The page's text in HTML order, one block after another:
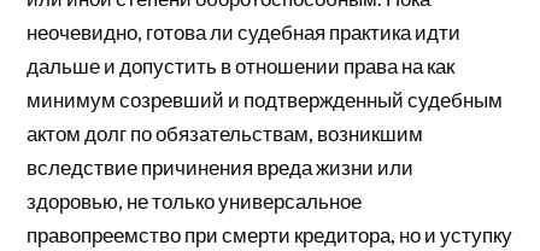
неочевидно, готова ли судебная практика идти
дальше и допустить в отношении права на как
минимум созревший и подтвержденный судебным
актом долг по обязательствам, возникшим
вследствие причинения вреда жизни или
здоровью, не только универсальное
правопреемство при смерти кредитора, но и уступку